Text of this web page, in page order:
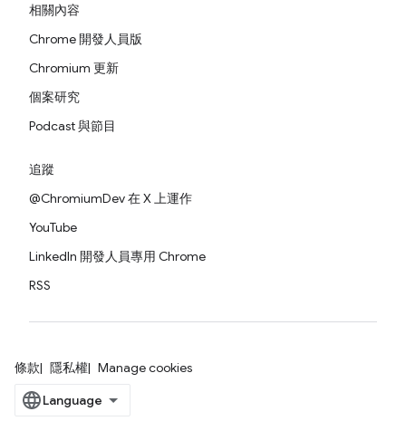
相關內容
Chrome 開發人員版
Chromium 更新
個案研究
Podcast 與節目
追蹤
@ChromiumDev 在 X 上運作
YouTube
LinkedIn 開發人員專用 Chrome
RSS
條款 隱私權 Manage cookies